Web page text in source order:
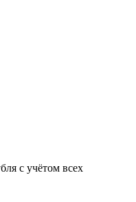
с учётом всех